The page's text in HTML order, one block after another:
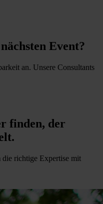
Event?
an. Unsere Consultants
finden, der
die richtige Expertise mit